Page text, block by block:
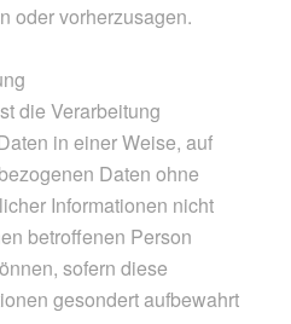
oder vorherzusagen.
die Verarbeitung
in einer Weise, auf
Daten ohne
Informationen nicht
betroffenen Person
sofern diese
gesondert aufbewahrt